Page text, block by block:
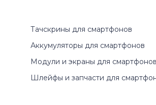
Тачскрины для смартфонов
Аккумуляторы для смартфонов
Модули и экраны для смартфонов
Шлейфы и запчасти для